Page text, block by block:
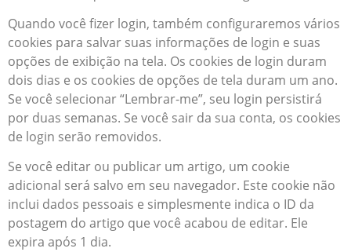
Quando você fizer login, também configuraremos vários
cookies para salvar suas informações de login e suas
opções de exibição na tela. Os cookies de login duram
dois dias e os cookies de opções de tela duram um ano.
Se você selecionar “Lembrar-me”, seu login persistirá
por duas semanas. Se você sair da sua conta, os cookies
de login serão removidos.
Se você editar ou publicar um artigo, um cookie
adicional será salvo em seu navegador. Este cookie não
inclui dados pessoais e simplesmente indica o ID da
postagem do artigo que você acabou de editar. Ele
expira após 1 dia.